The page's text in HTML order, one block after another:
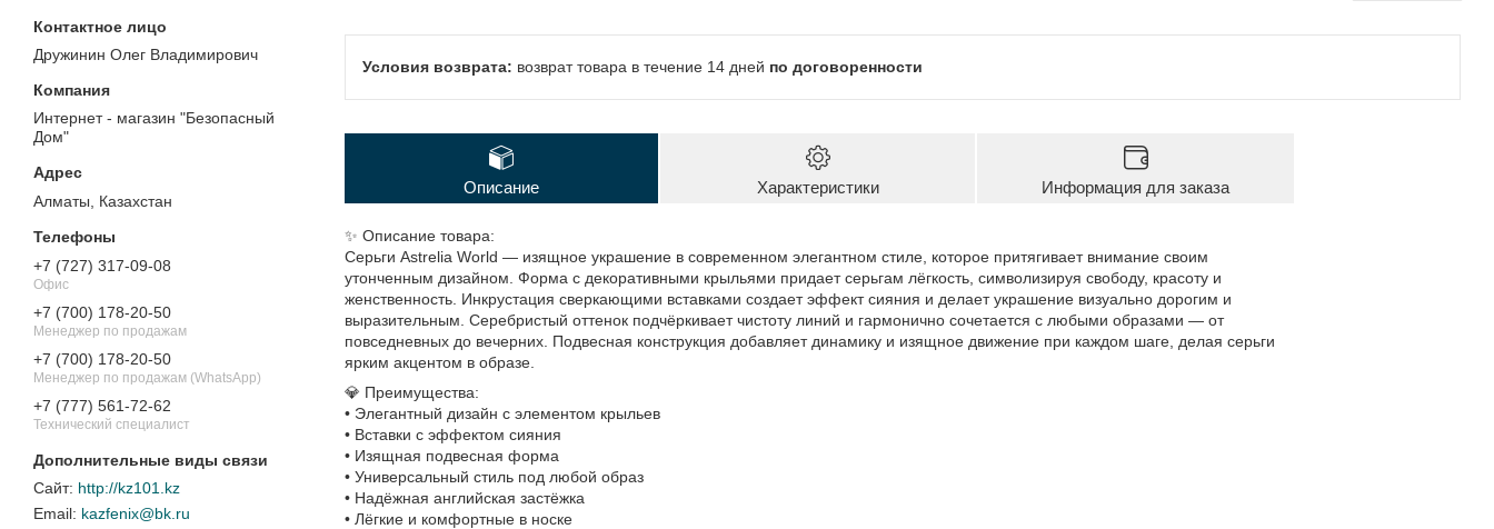
Дружинин Олег Владимирович
Интернет - магазин "Безопасный
Дом"
Алматы, Казахстан
+7 (727) 317-09-08
Офис
+7 (700) 178-20-50
Менеджер по продажам
+7 (700) 178-20-50
Менеджер по продажам (WhatsApp)
+7 (777) 561-72-62
Технический специалист
http://kz101.kz
kazfenix@bk.ru
возврат товара в течение 14 дней по договоренности
Описание Характеристики Информация для заказа
✨ Описание товара:
Серьги Astrelia World — изящное украшение в современном элегантном стиле, которое притягивает внимание своим
утонченным дизайном. Форма с декоративными крыльями придает серьгам лёгкость, символизируя свободу, красоту и
женственность. Инкрустация сверкающими вставками создает эффект сияния и делает украшение визуально дорогим и
выразительным. Серебристый оттенок подчёркивает чистоту линий и гармонично сочетается с любыми образами — от
повседневных до вечерних. Подвесная конструкция добавляет динамику и изящное движение при каждом шаге, делая серьги
ярким акцентом в образе.
💎 Преимущества:
• Элегантный дизайн с элементом крыльев
• Вставки с эффектом сияния
• Изящная подвесная форма
• Универсальный стиль под любой образ
• Надёжная английская застёжка
• Лёгкие и комфортные в носке